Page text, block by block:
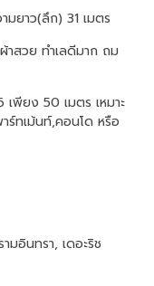
ยาว(ลึก) 31 เมตร
สวย ทำเลดีมาก ถม
พียง 50 เมตร เหมาะ
ทเม้นท์,คอนโด หรือ
มอินทรา, เดอะริช